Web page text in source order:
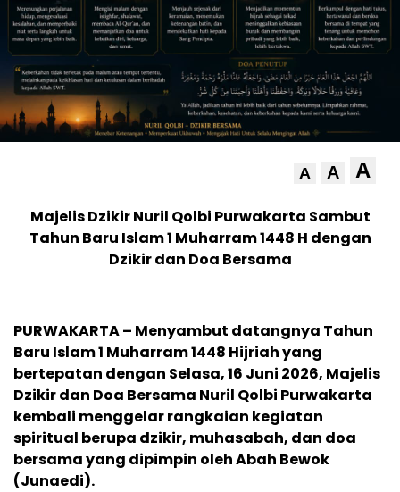
A A A
Majelis Dzikir Nuril Qolbi Purwakarta Sambut
Tahun Baru Islam 1 Muharram 1448 H dengan
Dzikir dan Doa Bersama
PURWAKARTA – Menyambut datangnya Tahun
Baru Islam 1 Muharram 1448 Hijriah yang
bertepatan dengan Selasa, 16 Juni 2026, Majelis
Dzikir dan Doa Bersama Nuril Qolbi Purwakarta
kembali menggelar rangkaian kegiatan
spiritual berupa dzikir, muhasabah, dan doa
bersama yang dipimpin oleh Abah Bewok
(Junaedi).